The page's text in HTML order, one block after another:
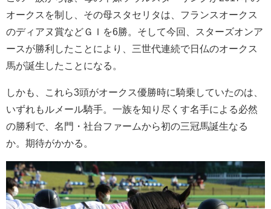
オークスを制し、その母スタセリタは、フランスオークス
のディアヌ賞などＧＩを6勝。そして今回、スターズオンア
ースが勝利したことにより、三世代連続で日仏のオークス
馬が誕生したことになる。
しかも、これら3頭がオークス優勝時に騎乗していたのは、
いずれもルメール騎手。一族を知り尽くす名手による必然
の勝利で、名門・社台ファームから初の三冠馬誕生なる
か。期待がかかる。